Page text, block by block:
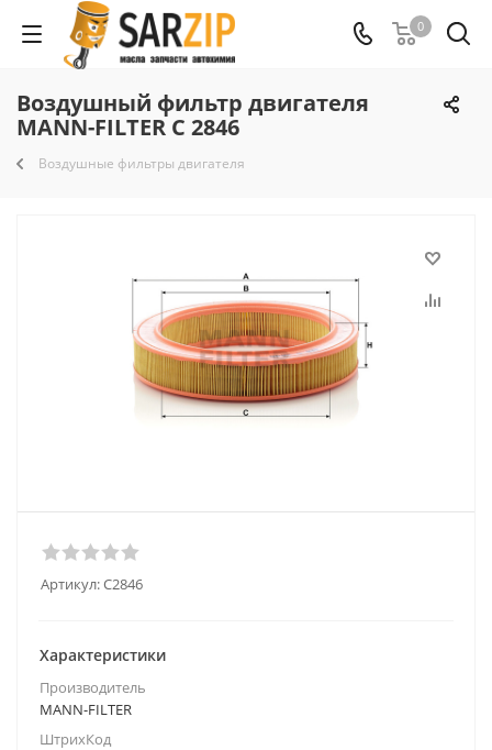
0
Воздушный фильтр двигателя
MANN-FILTER C 2846
Воздушные фильтры двигателя
Артикул:C2846
Характеристики
Производитель
MANN-FILTER
ШтрихКод